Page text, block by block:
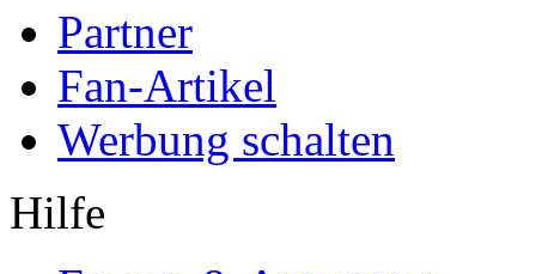
Partner
Fan-Artikel
Werbung schalten
Hilfe